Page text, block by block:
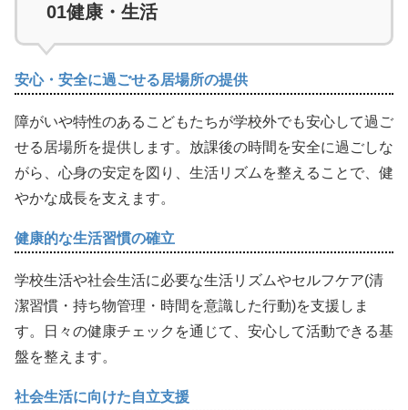
01健康・生活
安心・安全に過ごせる居場所の提供
障がいや特性のあるこどもたちが学校外でも安心して過ご
せる居場所を提供します。放課後の時間を安全に過ごしな
がら、心身の安定を図り、生活リズムを整えることで、健
やかな成長を支えます。
健康的な生活習慣の確立
学校生活や社会生活に必要な生活リズムやセルフケア(清
潔習慣・持ち物管理・時間を意識した行動)を支援しま
す。日々の健康チェックを通じて、安心して活動できる基
盤を整えます。
社会生活に向けた自立支援